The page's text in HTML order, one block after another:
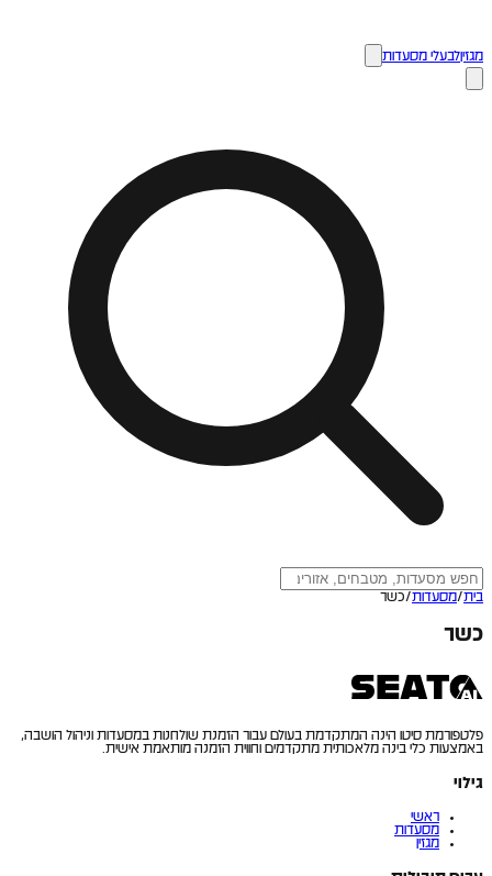
מגזיןלבעלי מסעדות
בית/מסעדות/כשר
כשר
פלטפורמת סיטו הינה המתקדמת בעולם עבור הזמנת שולחנות במסעדות וניהול הושבה,
באמצעות כלי בינה מלאכותית מתקדמים וחווית הזמנה מותאמת אישית.
גילוי
ראשי
מסעדות
מגזין